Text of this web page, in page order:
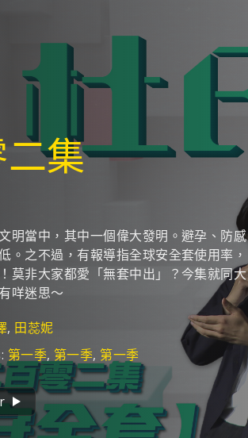
集
明當中，其中一個偉大發明。避孕、防感
。之不過，有報導指全球安全套使用率，
莫非大家都愛「無套中出」？今集就同大
咩迷思～
, 田蕊妮
第一季, 第一季, 第一季